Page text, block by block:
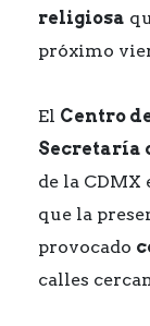
religiosa
próximo
El Centro
Secretaría
de la
que la
provocado
calles